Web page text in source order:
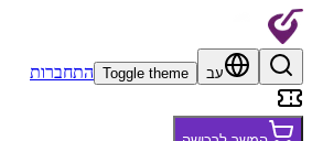
עב Toggle theme התחברות